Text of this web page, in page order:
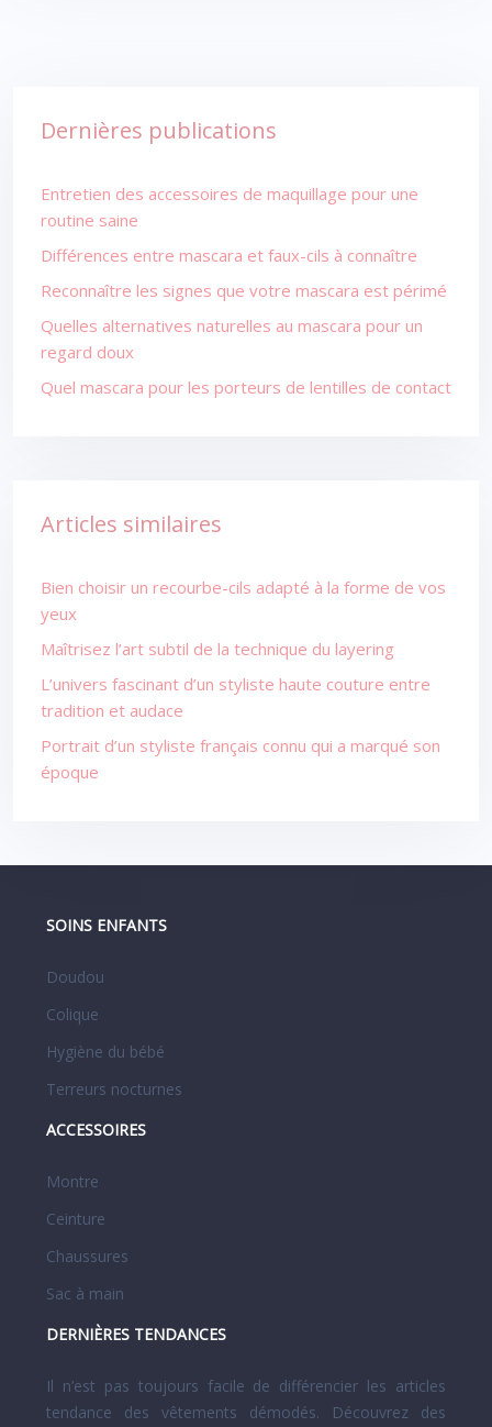
Dernières publications
Entretien des accessoires de maquillage pour une
routine saine
Différences entre mascara et faux-cils à connaître
Reconnaître les signes que votre mascara est périmé
Quelles alternatives naturelles au mascara pour un
regard doux
Quel mascara pour les porteurs de lentilles de contact
Articles similaires
Bien choisir un recourbe-cils adapté à la forme de vos
yeux
Maîtrisez l’art subtil de la technique du layering
L’univers fascinant d’un styliste haute couture entre
tradition et audace
Portrait d’un styliste français connu qui a marqué son
époque
SOINS ENFANTS
Doudou
Colique
Hygiène du bébé
Terreurs nocturnes
ACCESSOIRES
Montre
Ceinture
Chaussures
Sac à main
DERNIÈRES TENDANCES
Il n’est pas toujours facile de différencier les articles
tendance des vêtements démodés. Découvrez des